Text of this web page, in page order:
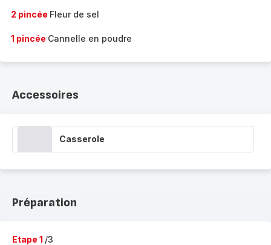
2 pincée Fleur de sel
1 pincée Cannelle en poudre
Accessoires
Casserole
Préparation
Etape 1 /3